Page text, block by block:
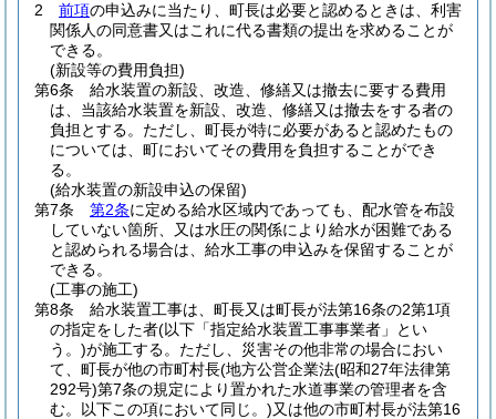
2
前項の申込みに当たり、町長は必要と認めるときは、利害
関係人の同意書又はこれに代る書類の提出を求めることが
できる。
(新設等の費用負担)
第6条
給水装置の新設、改造、修繕又は撤去に要する費用
は、当該給水装置を新設、改造、修繕又は撤去をする者の
負担とする。 ただし、町長が特に必要があると認めたもの
については、町においてその費用を負担することができ
る。
(給水装置の新設申込の保留)
第7条
第2条に定める給水区域内であっても、配水管を布設
していない箇所、又は水圧の関係により給水が困難である
と認められる場合は、給水工事の申込みを保留することが
できる。
(工事の施工)
第8条
給水装置工事は、町長又は町長が法第16条の2第1項
の指定をした者(以下「指定給水装置工事事業者」とい
う。)が施工する。 ただし、災害その他非常の場合におい
て、町長が他の市町村長(地方公営企業法(昭和27年法律第
292号)第7条の規定により置かれた水道事業の管理者を含
む。以下この項において同じ。)又は他の市町村長が法第16